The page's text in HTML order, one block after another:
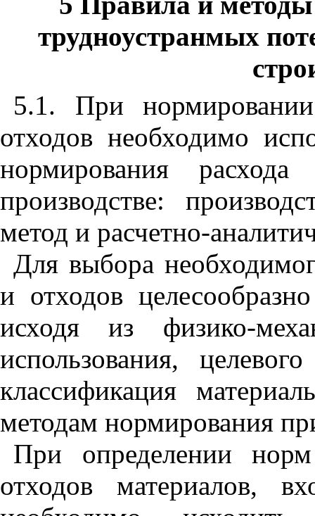
трудноустранмых
5.1. При
отходов необходимо
нормиро­вания
производстве:
метод и расчетно-
Для выбора
и отходов
исходя из физико-
использования,
классификация
методам нормиро­вания
При определении
отходов материалов,